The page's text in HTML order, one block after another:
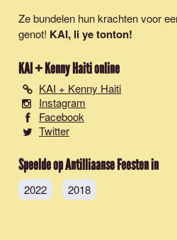
Ze bundelen hun krachten voor
genot! KAI, li ye tonton!
KAI + Kenny Haitionline
KAI + Kenny Haiti
Instagram
Facebook
Twitter
Speelde op Antilliaanse Feesten in
2022 2018